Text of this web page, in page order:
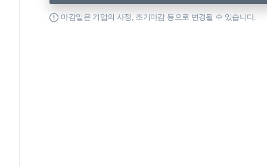
마감일은 기업의 사정, 조기마감 등으로 변경될 수 있습니다.